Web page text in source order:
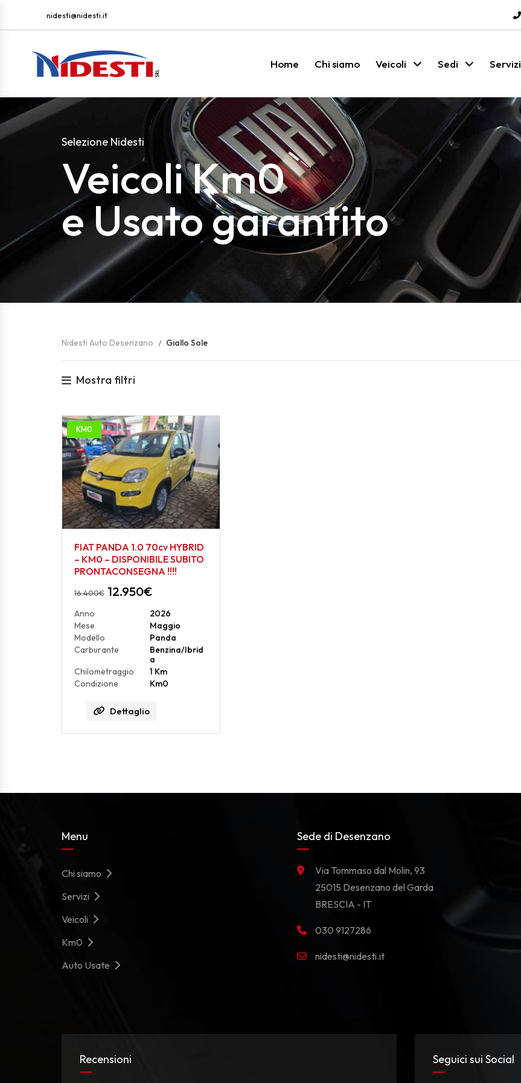
nidesti@nidesti.it
Home Chi siamo Veicoli Sedi Servizi
Selezione Nidesti
Veicoli Km0
e Usato garantito
Nidesti Auto Desenzano Giallo Sole
Mostra filtri
KM0
FIAT PANDA 1.0 70cv HYBRID
– KM0 – DISPONIBILE SUBITO
PRONTACONSEGNA !!!!
16.400€ 12.950€
Anno
2026
Mese
Maggio
Modello
Panda
Carburante
Benzina/Ibrid
a
Chilometraggio
1 Km
Condizione
Km0
Dettaglio
Menu
Chi siamo
Servizi
Veicoli
Km0
Auto Usate
Sede di Desenzano
Via Tommaso dal Molin, 93
25015 Desenzano del Garda
BRESCIA - IT
030 9127286
nidesti@nidesti.it
Recensioni Seguici sui Social